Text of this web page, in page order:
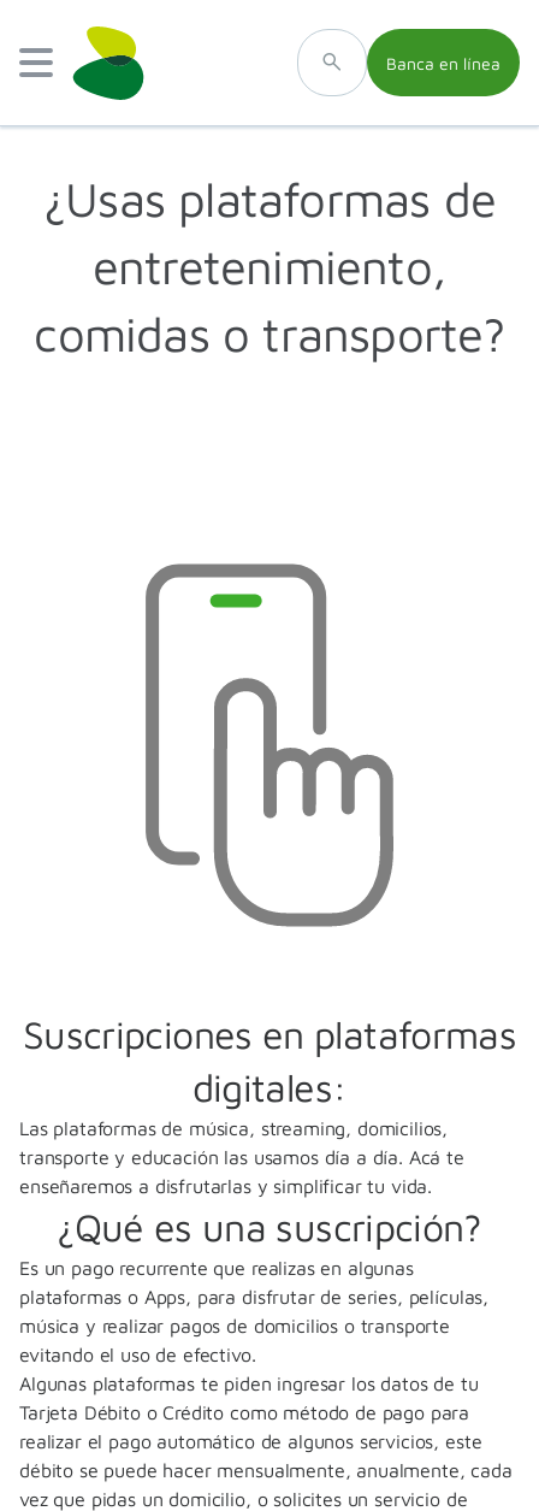
Banca en línea
¿Usas plataformas de
entretenimiento,
comidas o transporte?
Suscripciones en plataformas
digitales:
Las plataformas de música, streaming, domicilios,
transporte y educación las usamos día a día. Acá te
enseñaremos a disfrutarlas y simplificar tu vida.
¿Qué es una suscripción?
Es un pago recurrente que realizas en algunas
plataformas o Apps, para disfrutar de series, películas,
música y realizar pagos de domicilios o transporte
evitando el uso de efectivo.
Algunas plataformas te piden ingresar los datos de tu
Tarjeta Débito o Crédito como método de pago para
realizar el pago automático de algunos servicios, este
débito se puede hacer mensualmente, anualmente, cada
vez que pidas un domicilio, o solicites un servicio de